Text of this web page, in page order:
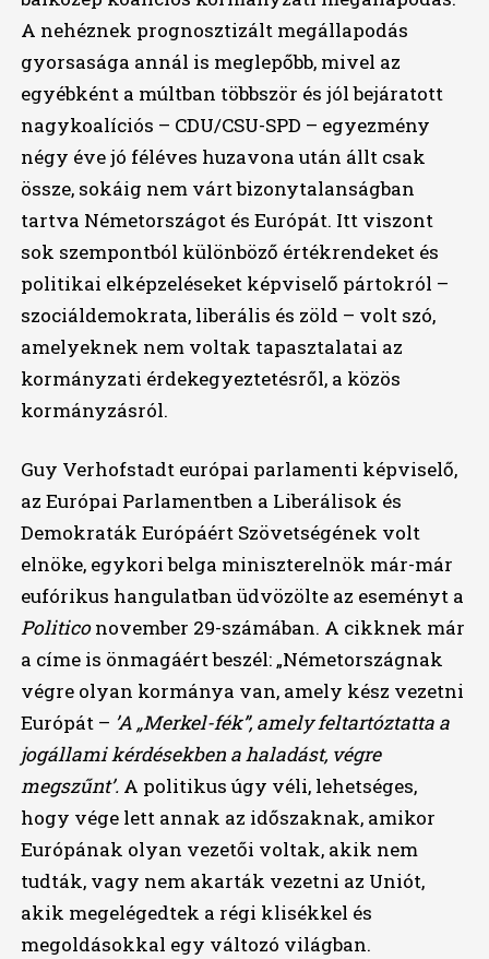
A nehéznek prognosztizált megállapodás
gyorsasága annál is meglepőbb, mivel az
egyébként a múltban többször és jól bejáratott
nagykoalíciós – CDU/CSU-SPD – egyezmény
négy éve jó féléves huzavona után állt csak
össze, sokáig nem várt bizonytalanságban
tartva Németországot és Európát. Itt viszont
sok szempontból különböző értékrendeket és
politikai elképzeléseket képviselő pártokról –
szociáldemokrata, liberális és zöld – volt szó,
amelyeknek nem voltak tapasztalatai az
kormányzati érdekegyeztetésről, a közös
kormányzásról.
Guy Verhofstadt európai parlamenti képviselő,
az Európai Parlamentben a Liberálisok és
Demokraták Európáért Szövetségének volt
elnöke, egykori belga miniszterelnök már-már
eufórikus hangulatban üdvözölte az eseményt a
Politiconovember 29-számában. A cikknek már
a címe is önmagáért beszél: „Németországnak
végre olyan kormánya van, amely kész vezetni
Európát – ’A „Merkel-fék”, amely feltartóztatta a
jogállami kérdésekben a haladást, végre
megszűnt’. A politikus úgy véli, lehetséges,
hogy vége lett annak az időszaknak, amikor
Európának olyan vezetői voltak, akik nem
tudták, vagy nem akarták vezetni az Uniót,
akik megelégedtek a régi klisékkel és
megoldásokkal egy változó világban.